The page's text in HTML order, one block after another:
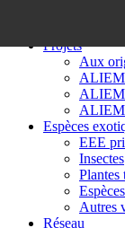
Projets
Aux
ALIEM
ALIEM
Espèces
EEE
Insectes
Plantes
Autres
Réseau